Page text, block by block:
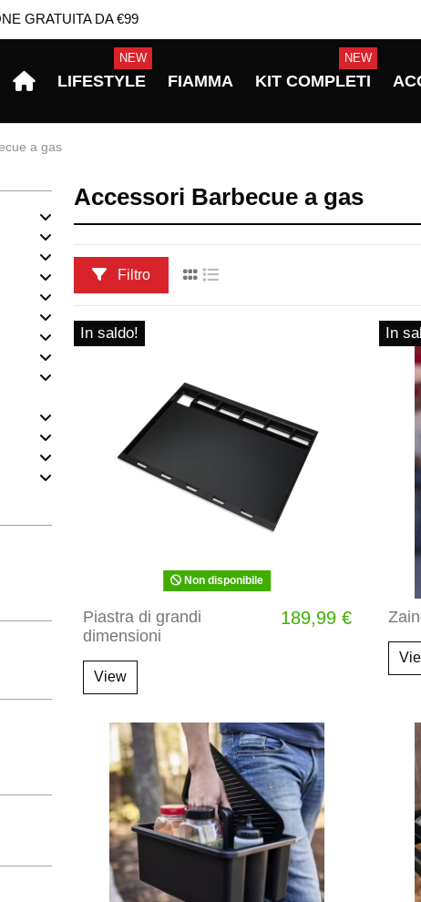
GRATUITA DA €99
LIFESTYLE
NEW
FIAMMA KIT COMPLETI
NEW
a gas
Accessori Barbecue a gas
Filtro
In saldo!
Non disponibile
Piastra di grandi
dimensioni
189,99 €
View
In